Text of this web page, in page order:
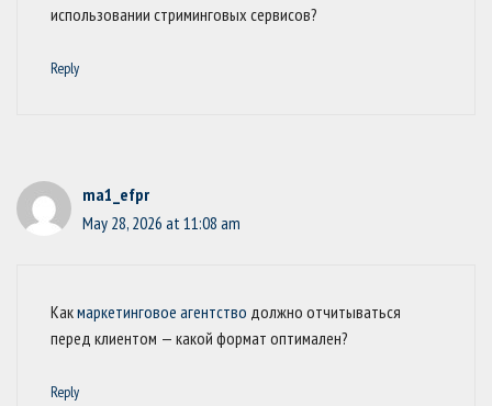
использовании стриминговых сервисов?
Reply
ma1_efpr
May 28, 2026 at 11:08 am
Какмаркетинговое агентство должно отчитываться
перед клиентом — какой формат оптимален?
Reply